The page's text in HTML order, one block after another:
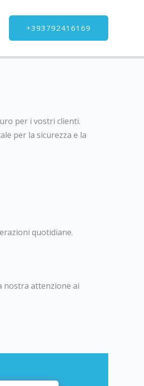
+393792416169
per i vostri clienti.
per la sicurezza e la
quotidiane.
nostra attenzione ai